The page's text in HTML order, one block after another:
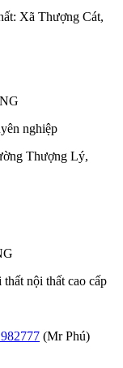
Xã Thượng Cát,
nghiệp
Thượng Lý,
nội thất cao cấp
(Mr Phú)